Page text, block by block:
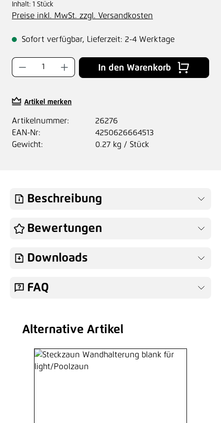
Inhalt: 1 Stück
Preise inkl. MwSt. zzgl. Versandkosten
Sofort verfügbar, Lieferzeit: 2-4 Werktage
Produkt Anzahl: Gib den gewünschten
In den Warenkorb
Artikel merken
Artikelnummer:
26276
EAN-Nr:
4250626664513
Gewicht:
0.27 kg / Stück
Beschreibung
Bewertungen
Downloads
FAQ
Produktgalerie überspringen
Alternative Artikel